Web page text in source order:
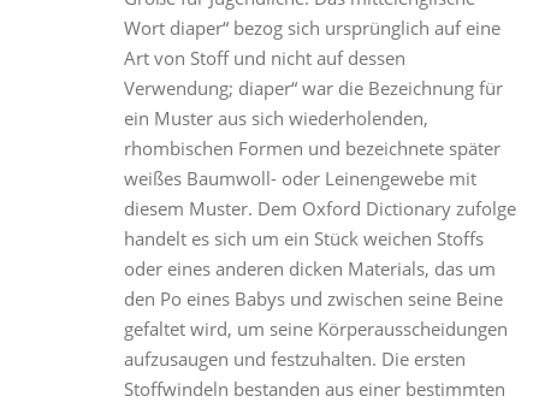
Wort diaper“ bezog sich ursprünglich auf eine
Art von Stoff und nicht auf dessen
Verwendung; diaper“ war die Bezeichnung für
ein Muster aus sich wiederholenden,
rhombischen Formen und bezeichnete später
weißes Baumwoll- oder Leinengewebe mit
diesem Muster. Dem Oxford Dictionary zufolge
handelt es sich um ein Stück weichen Stoffs
oder eines anderen dicken Materials, das um
den Po eines Babys und zwischen seine Beine
gefaltet wird, um seine Körperausscheidungen
aufzusaugen und festzuhalten. Die ersten
Stoffwindeln bestanden aus einer bestimmten